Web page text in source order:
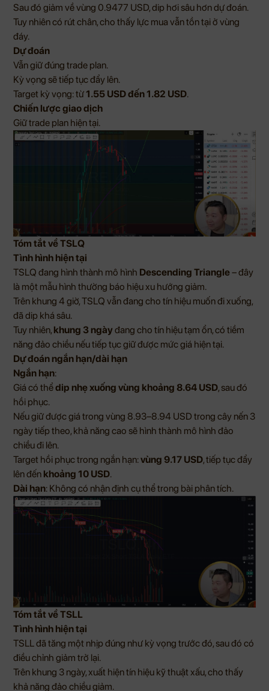
Sau đó giảm về vùng 0.9477 USD, dip hơi sâu hơn dự đoán.
Tuy nhiên có rút chân, cho thấy lực mua vẫn tồn tại ở vùng
đáy.
Dự đoán
Vẫn giữ đúng trade plan.
Kỳ vọng sẽ tiếp tục đẩy lên.
Target kỳ vọng: từ1.55 USD đến 1.82 USD.
Chiến lược giao dịch
Giữ trade plan hiện tại.
Tóm tắt về TSLQ
Tình hình hiện tại
TSLQ đang hình thành mô hình Descending Triangle– đây
là một mẫu hình thường báo hiệu xu hướng giảm.
Trên khung 4 giờ, TSLQ vẫn đang cho tín hiệu muốn đi xuống,
đã dip khá sâu.
Tuy nhiên, khung 3 ngày đang cho tín hiệu tạm ổn, có tiềm
năng đảo chiều nếu tiếp tục giữ được mức giá hiện tại.
Dự đoán ngắn hạn/dài hạn
Ngắn hạn:
Giá có thểdip nhẹ xuống vùng khoảng 8.64 USD, sau đó
hồi phục.
Nếu giữ được giá trong vùng 8.93–8.94 USD trong cây nến 3
ngày tiếp theo, khả năng cao sẽ hình thành mô hình đảo
chiều đi lên.
Target hồi phục trong ngắn hạn:vùng 9.17 USD, tiếp tục đẩy
lên đến khoảng 10 USD.
Dài hạn: Không có nhận định cụ thể trong bài phân tích.
Tóm tắt về TSLL
Tình hình hiện tại
TSLL đã tăng một nhịp đúng như kỳ vọng trước đó, sau đó có
điều chỉnh giảm trở lại.
Trên khung 3 ngày, xuất hiện tín hiệu kỹ thuật xấu, cho thấy
khả năng đảo chiều giảm.